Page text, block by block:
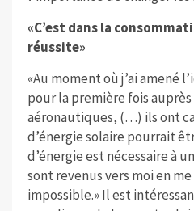
«C’est dans la
réussite»
«Au moment où j’ai amené
pour la première fois
aéronautiques, (…) ils ont
d’énergie solaire pourrait
d’énergie est nécessaire à
sont revenus vers moi en me
impossible.» Il est